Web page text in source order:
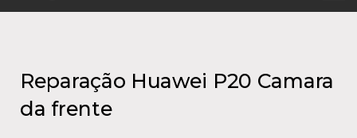
Reparação Huawei P20 Camara
da frente